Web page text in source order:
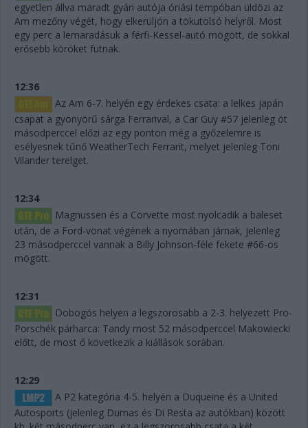
egyetlen állva maradt gyári autója óriási tempóban üldözi az
Am mezőny végét, hogy elkerüljön a tökutolsó helyről. Most
egy perc a lemaradásuk a férfi-Kessel-autó mögött, de sokkal
erősebb köröket futnak.
12:36
Az Am 6-7. helyén egy érdekes csata: a lelkes japán
csapat a gyönyörű sárga Ferrarival, a Car Guy #57 jelenleg öt
másodperccel előzi az egy ponton még a győzelemre is
esélyesnek tűnő WeatherTech Ferrarit, melyet jelenleg Toni
Vilander terelget.
12:34
Magnussen és a Corvette most nyolcadik a baleset
után, de a Ford-vonat végének a nyomában járnak, jelenleg
23 másodperccel vannak a Billy Johnson-féle fekete #66-os
mögött.
12:31
Dobogós helyen a legszorosabb a 2-3. helyezett Pro-
Porschék párharca: Tandy most 52 másodperccel Makowiecki
előtt, de most ő következik a kiállások sorában.
12:29
A P2 kategória 4-5. helyén a Duqueine és a United
Autosports (jelenleg Dumas és Di Resta az autókban) között